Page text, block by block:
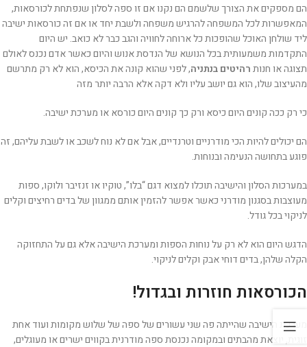
הם מספקים את הצורך שלשמם הם נקנו אם זו ספה לסלון שנפתחת לכורסאות,
המאפשרות לכל המשפחה להרגיש משפחה ולשבת יחד או אם זה כורסאות ישיבה
ליד שולחן האוכל שהופכות כל ארוחה לחוויה והגב כבר לא כואב. יש היום
התקדמות משמעותית בכל הנושא של הנדסת אנוש והיום כאשר אדם נכנס לאולם
תצוגה או חנותרהיטים בנתניה, לפני שהוא קונה את הכיסא, הוא לא רק מתרשם
מהעיצוב שלו, הוא גם יושב עליו ולא דקה אלא הרבה יותר מזה
כי רק ככה קונים היום כיסא ורק כך קונים היום כורסא או מערכת ישיבה.
הם יכולים להיות הכי מודרניים וטרנדיים, אבל אם לא נוח לשכב או לשבת עליהם, זה
פוגע בתחושה הנעימה ובנוחות.
במערכות הסלון והישיבה תוכלו למצוא דגם “בלו”, טוקיו או זנזיבר ולוקו, ספות
מעוצבות בסגנון מודרני כאשר אפשר להזמין אותם ממגוון של בדים רחיצים וקלים
לניקוי בכל גודל.
הדגש היום הוא לא רק על נוחות הספות ומערכת הישיבה אלא גם על התחזוקה
הקלה שלהן, בדים דוחי אבק וקלים לניקוי.
הכורסאות חוזרות ובגדול!
מערכת הישיבה שהייתה פה שני עשורים של ספה של שלוש מקומות ועוד אחת
זוגית, יוצאת מהבתים ובמקומה נכנסת ספה מודרנית בקווים ישרים או מעוגלים,